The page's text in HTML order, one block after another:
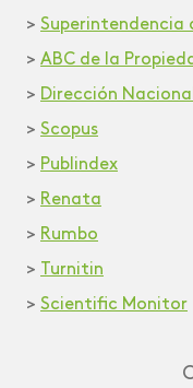
> Superintendencia
> ABC de la
> Dirección
> Scopus
> Publindex
> Renata
> Rumbo
>
Turnitin
> Scientific Monitor